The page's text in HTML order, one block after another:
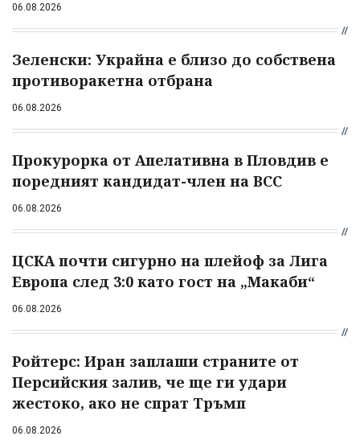
06.08.2026
Зеленски: Украйна е близо до собствена
противоракетна отбрана
06.08.2026
Прокурорка от Апелативна в Пловдив е
поредният кандидат-член на ВСС
06.08.2026
ЦСКА почти сигурно на плейоф за Лига
Европа след 3:0 като гост на „Макаби“
06.08.2026
Ройтерс: Иран заплаши страните от
Персийския залив, че ще ги удари
жестоко, ако не спрат Тръмп
06.08.2026